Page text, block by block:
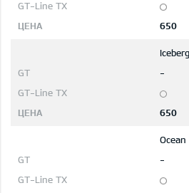
650
-
650
-